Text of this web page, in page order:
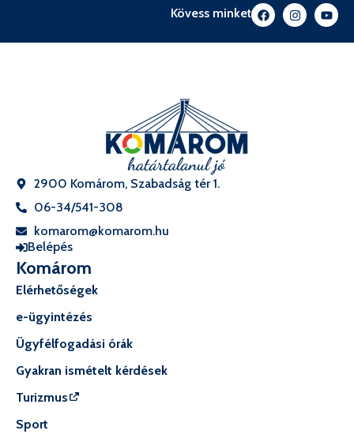
Kövess minket
2900 Komárom, Szabadság tér 1.
06-34/541-308
komarom@komarom.hu
Belépés
Komárom
Elérhetőségek
e-ügyintézés
Ügyfélfogadási órák
Gyakran ismételt kérdések
Turizmus
Sport